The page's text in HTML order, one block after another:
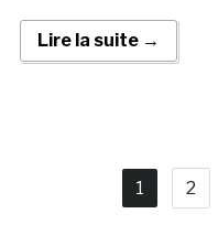
Lire la suite →
1 2